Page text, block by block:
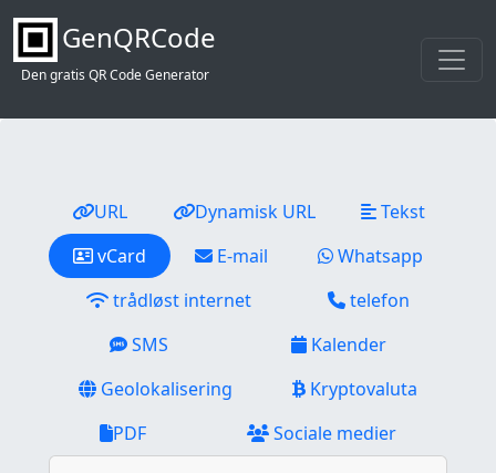
GenQRCode
Den gratis QR Code Generator
URL Dynamisk URL
Tekst
vCard
E-mail
Whatsapp
trådløst internet
telefon
SMS
Kalender
Geolokalisering
Kryptovaluta
PDF
Sociale medier